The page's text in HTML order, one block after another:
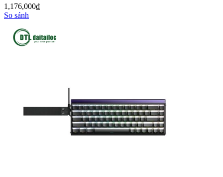
1,176,000đ
So sánh